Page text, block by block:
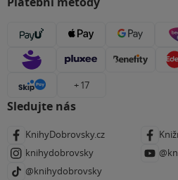
+ 17
Sledujte nás
KnihyDobrovsky.cz
knihydobrovsky
@knihydobrovsky